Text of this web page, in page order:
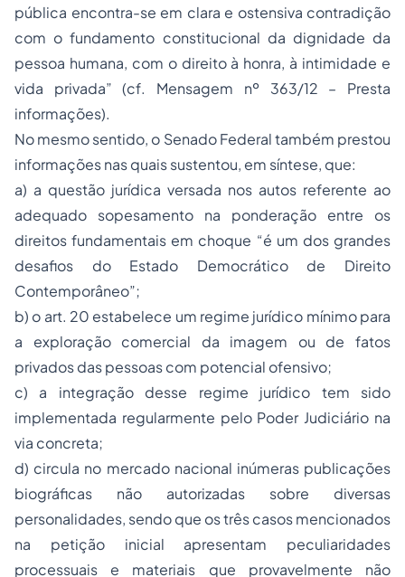
pública encontra-se em clara e ostensiva contradição
com o fundamento constitucional da dignidade da
pessoa humana, com o direito à honra, à intimidade e
vida privada” (cf. Mensagem nº 363/12 – Presta
informações).
No mesmo sentido, o Senado Federal também prestou
informações nas quais sustentou, em síntese, que:
a) a questão jurídica versada nos autos referente ao
adequado sopesamento na ponderação entre os
direitos fundamentais em choque “é um dos grandes
desafios do Estado Democrático de Direito
Contemporâneo”;
b) o art. 20 estabelece um regime jurídico mínimo para
a exploração comercial da imagem ou de fatos
privados das pessoas com potencial ofensivo;
c) a integração desse regime jurídico tem sido
implementada regularmente pelo Poder Judiciário na
via concreta;
d) circula no mercado nacional inúmeras publicações
biográficas não autorizadas sobre diversas
personalidades, sendo que os três casos mencionados
na petição inicial apresentam peculiaridades
processuais e materiais que provavelmente não